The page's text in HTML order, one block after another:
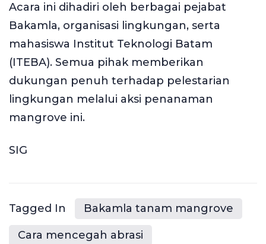
Acara ini dihadiri oleh berbagai pejabat
Bakamla, organisasi lingkungan, serta
mahasiswa Institut Teknologi Batam
(ITEBA). Semua pihak memberikan
dukungan penuh terhadap pelestarian
lingkungan melalui aksi penanaman
mangrove ini.
SIG
Tagged In Bakamla tanam mangrove
Cara mencegah abrasi